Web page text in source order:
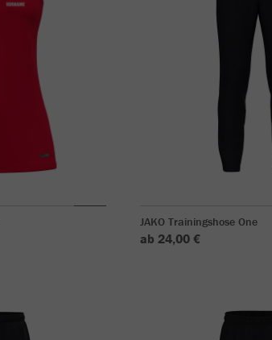
JAKO Trainingshose One
ab 24,00 €